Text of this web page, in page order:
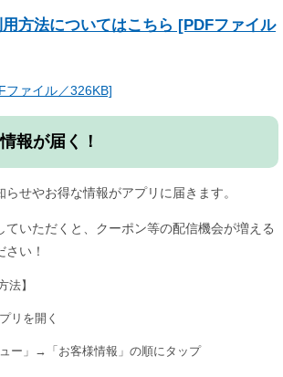
方法についてはこちら [PDFファイル
ファイル／326KB]
報が届く！
せやお得な情報がアプリに届きます。
ていただくと、クーポン等の配信機会が増える
い！
法】
リを開く
ー」→「お客様情報」の順にタップ